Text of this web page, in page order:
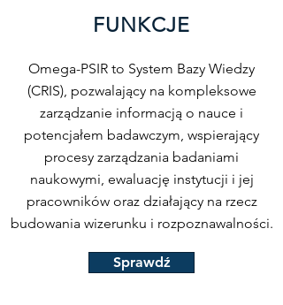
FUNKCJE
Omega-PSIR to System Bazy Wiedzy
(CRIS), pozwalający na kompleksowe
zarządzanie informacją o nauce i
potencjałem badawczym, wspierający
procesy zarządzania badaniami
naukowymi, ewaluację instytucji i jej
pracowników oraz działający na rzecz
budowania wizerunku i rozpoznawalności.
Sprawdź